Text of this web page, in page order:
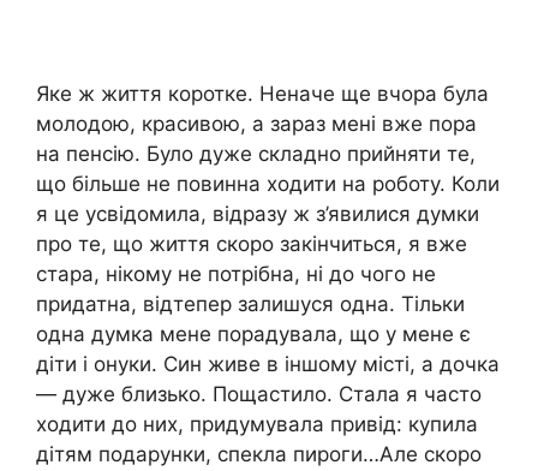
Яке ж життя коротке. Неначе ще вчора була
молодою, красивою, а зараз мені вже пора
на пенсію. Було дуже складно прийняти те,
що більше не повинна ходити на роботу. Коли
я це усвідомила, відразу ж з’явилися думки
про те, що життя скоро закінчиться, я вже
стара, нікому не потрібна, ні до чого не
придатна, відтепер залишуся одна. Тільки
одна думка мене порадувала, що у мене є
діти і онуки. Син живе в іншому місті, а дочка
— дуже близько. Пощастило. Стала я часто
ходити до них, придумувала привід: купила
дітям подарунки, спекла пироги…Але скоро